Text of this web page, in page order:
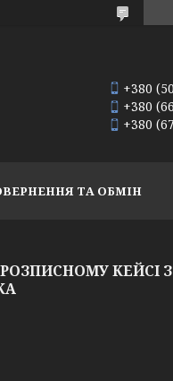
+380
+380
+380
ТА ОБМІН
КЕЙСІ З